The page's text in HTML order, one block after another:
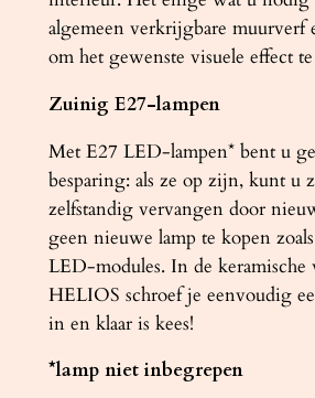
algemeen verkrijgbare muurverf
om het gewenste visuele effect
Zuinig E27-lampen
Met E27 LED-lampen* bent u
besparing: als ze op zijn, kunt u
zelfstandig vervangen door
geen nieuwe lamp te kopen
LED-modules. In de keramische
HELIOS schroef je eenvoudig
in en klaar is kees!
*lamp niet inbegrepen